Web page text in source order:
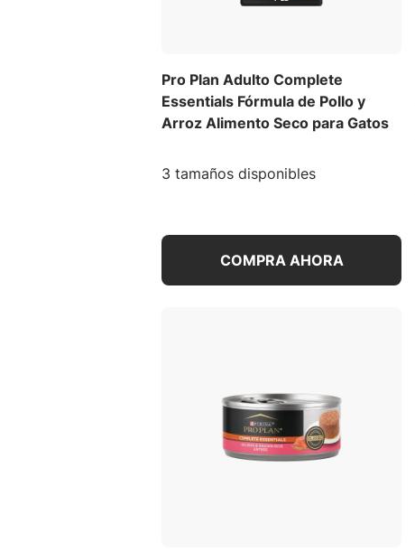
Pro Plan Adulto Complete
Essentials Fórmula de Pollo y
Arroz Alimento Seco para Gatos
3 tamaños disponibles
COMPRA AHORA